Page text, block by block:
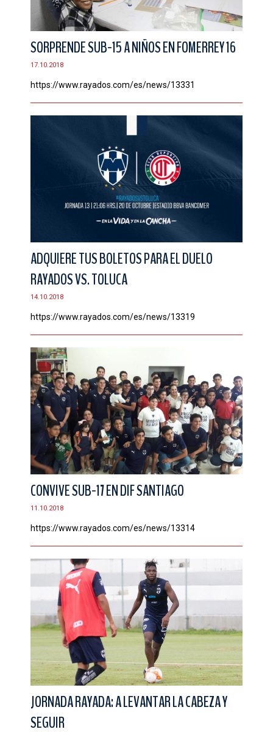
SORPRENDE SUB-15 A NIÑOS EN FOMERREY 16
17.10.2018
https://www.rayados.com/es/news/13331
ADQUIERE TUS BOLETOS PARA EL DUELO
RAYADOS VS. TOLUCA
14.10.2018
https://www.rayados.com/es/news/13319
CONVIVE SUB-17 EN DIF SANTIAGO
11.10.2018
https://www.rayados.com/es/news/13314
JORNADA RAYADA: A LEVANTAR LA CABEZA Y
SEGUIR